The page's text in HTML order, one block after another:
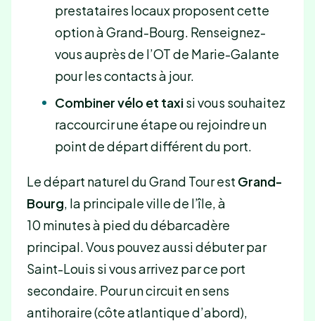
prestataires locaux proposent cette
option à Grand-Bourg. Renseignez-
vous auprès de l’OT de Marie-Galante
pour les contacts à jour.
Combiner vélo et taxisi vous souhaitez
raccourcir une étape ou rejoindre un
point de départ différent du port.
Le départ naturel du Grand Tour est Grand-
Bourg, la principale ville de l’île, à
10 minutes à pied du débarcadère
principal. Vous pouvez aussi débuter par
Saint-Louis si vous arrivez par ce port
secondaire. Pour un circuit en sens
antihoraire (côte atlantique d’abord),